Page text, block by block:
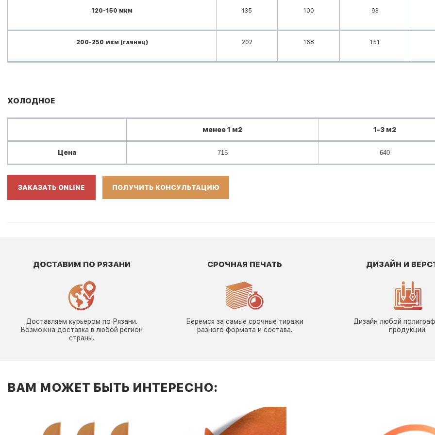
120-150 мкм 135 100 93
200-250 мкм (глянец) 202 168 151
ХОЛОДНОЕ
менее 1 м2 1-3 м2
Цена 715 640
ЗАКАЗАТЬ ONLINE ПОЛУЧИТЬ КОНСУЛЬТАЦИЮ
ДОСТАВИМ ПО РЯЗАНИ
Доставляем курьером по Рязани.
Возможна доставка в любой регион
страны.
СРОЧНАЯ ПЕЧАТЬ
Беремся за самые срочные тиражи
разного формата и состава.
ДИЗАЙН И
Дизайн любой
продукции.
ВАМ МОЖЕТ БЫТЬ ИНТЕРЕСНО: